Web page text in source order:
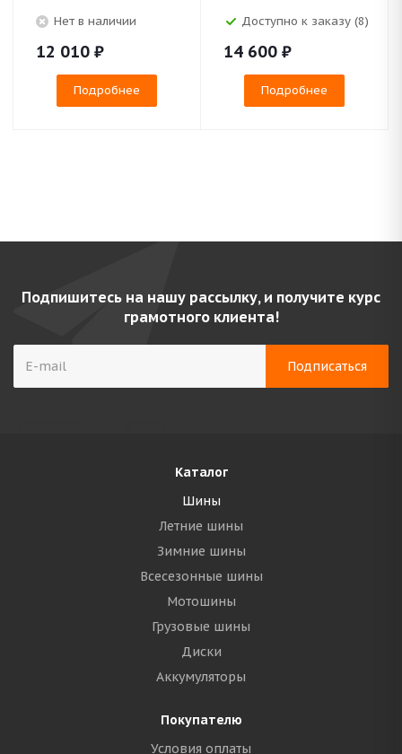
Нет в наличии
12 010 ₽
Подробнее
Доступно к заказу (8)
14 600 ₽
Подробнее
Подпишитесь на нашу рассылку, и получите курс
грамотного клиента!
Каталог
Шины
Летние шины
Зимние шины
Всесезонные шины
Мотошины
Грузовые шины
Диски
Аккумуляторы
Покупателю
Условия оплаты